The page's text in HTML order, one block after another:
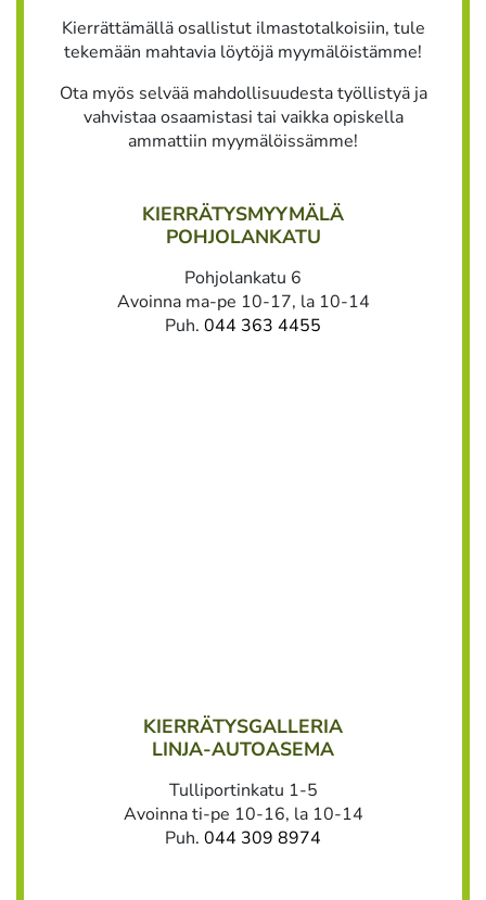
Kierrättämällä osallistut ilmastotalkoisiin, tule
tekemään mahtavia löytöjä myymälöistämme!
Ota myös selvää mahdollisuudesta työllistyä ja
vahvistaa osaamistasi tai vaikka opiskella
ammattiin myymälöissämme!
KIERRÄTYSMYYMÄLÄ
POHJOLANKATU
Pohjolankatu 6
Avoinna ma-pe 10-17, la 10-14
Puh. 044 363 4455
KIERRÄTYSGALLERIA
LINJA-AUTOASEMA
Tulliportinkatu 1-5
Avoinna ti-pe 10-16, la 10-14
Puh. 044 309 8974